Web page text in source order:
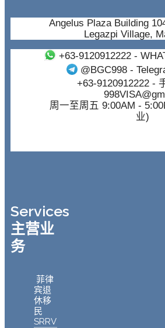
Angelus Plaza Building
Legazpi Village,
+63-9120912222-
@BGC998 -
+63-9120912222-
周一至周五 9:00AM -
业)
Services
主营业
务
菲律
宾退
休移
民
SRRV